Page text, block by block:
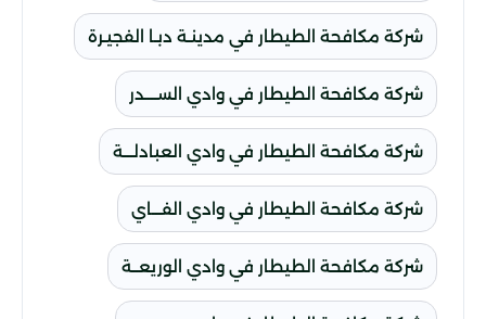
شركة مكافحة الطيطار في مدينـة دبـا الفجيـرة
شركة مكافحة الطيطار في وادي الســــدر
شركة مكافحة الطيطار في وادي العبادلـــة
شركة مكافحة الطيطار في وادي الفـــاي
شركة مكافحة الطيطار في وادي الوريعــة